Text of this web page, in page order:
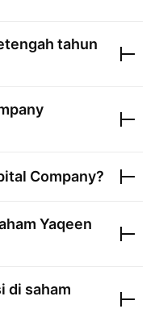
tahun
Company?
Yaqeen
di saham